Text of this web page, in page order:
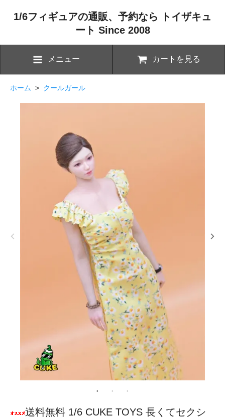
1/6フィギュアの通販、予約なら トイザキュ
ート Since 2008
メニュー カートを見る
ホーム > クールガール
送料無料 1/6 CUKE TOYS 長くてセクシ